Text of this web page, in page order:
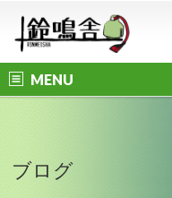
MENU
ブログ